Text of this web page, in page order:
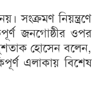
সংক্রমণ নিয়ন্ত্রণে
জনগোষ্ঠীর ওপর
মুশতাক হোসেন বলেন,
এলাকায় বিশেষ